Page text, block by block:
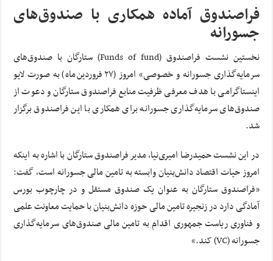
فراصندوق آماده همکاری با صندوق‌های
جسورانه
نخستین نشست فراصندوق (Funds of fund) ستارگان با صندوق‌های
سرمایه‌گذاری جسورانه و خصوصی» امروز (۲۷ فروردین‌ماه) به صورت لایو
اینستاگرامی با هدف معرفی ظرفیت منابع فراصندوق ستارگان و دعوت از
صندوق‌های سرمایه‌گذاری جسورانه برای همکاری با این فراصندوق برگزار
شد.
در این نشست حمیدرضا امیری‌نیا، مدیر فراصندوق ستارگان با اشاره به اینکه
امروز حیات اقتصاد دانش‌بنیان وابسته به تامین مالی جسورانه است، گفت:
«فراصندوق ستارگان به عنوان یک صندوق مستقل و در چارچوب بورس
آمادگی دارد در زنجیره تامین مالی حوزه دانش‌بنیان با حمایت معاونت علمی
و فناوری ریاست جمهوری اقدام به تامین مالی صندوق‌های سرمایه‌گذاری
جسورانه (VC) کند.»